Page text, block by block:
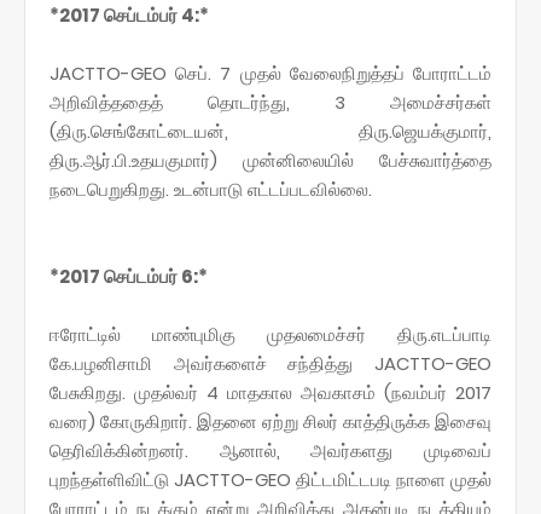
*2017 செப்டம்பர் 4:*
JACTTO-GEO செப். 7 முதல் வேலைநிறுத்தப் போராட்டம்
அறிவித்ததைத் தொடர்ந்து, 3 அமைச்சர்கள்
(திரு.செங்கோட்டையன், திரு.ஜெயக்குமார்,
திரு.ஆர்.பி.உதயகுமார்) முன்னிலையில் பேச்சுவார்த்தை
நடைபெறுகிறது. உடன்பாடு எட்டப்படவில்லை.
*2017 செப்டம்பர் 6:*
ஈரோட்டில் மாண்புமிகு முதலமைச்சர் திரு.எடப்பாடி
கே.பழனிசாமி அவர்களைச் சந்தித்து JACTTO-GEO
பேசுகிறது. முதல்வர் 4 மாதகால அவகாசம் (நவம்பர் 2017
வரை) கோருகிறார். இதனை ஏற்று சிலர் காத்திருக்க இசைவு
தெரிவிக்கின்றனர். ஆனால், அவர்களது முடிவைப்
புறந்தள்ளிவிட்டு JACTTO-GEO திட்டமிட்டபடி நாளை முதல்
போராட்டம் நடக்கும் என்று அறிவித்து அதன்படி நடத்தியும்